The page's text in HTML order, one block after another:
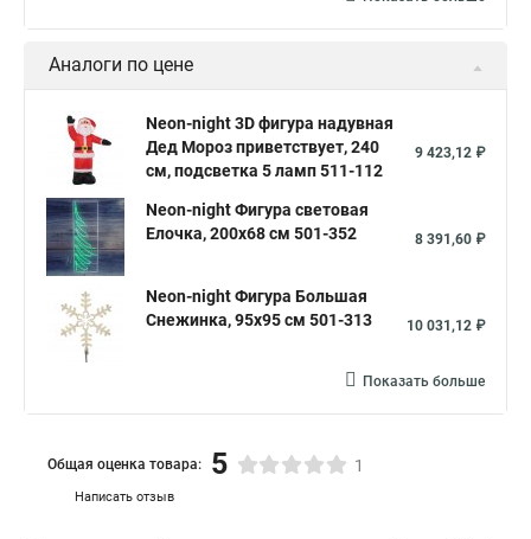
Аналоги по цене
Neon-night 3D фигура надувная
Дед Мороз приветствует, 240
см, подсветка 5 ламп 511-112
9 423,12 ₽
Neon-night Фигура световая
Елочка, 200х68 см 501-352
8 391,60 ₽
Neon-night Фигура Большая
Снежинка, 95х95 см 501-313
10 031,12 ₽
Показать больше
Написать отзыв
Общая оценка товара: 5 1